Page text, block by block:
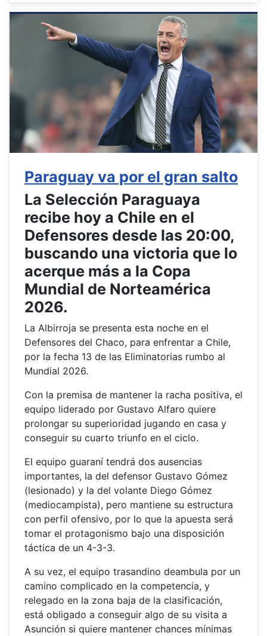
Paraguay va por el gran salto
La Selección Paraguaya
recibe hoy a Chile en el
Defensores desde las 20:00,
buscando una victoria que lo
acerque más a la Copa
Mundial de Norteamérica
2026.
La Albirroja se presenta esta noche en el
Defensores del Chaco, para enfrentar a Chile,
por la fecha 13 de las Eliminatorias rumbo al
Mundial 2026.
Con la premisa de mantener la racha positiva, el
equipo liderado por Gustavo Alfaro quiere
prolongar su superioridad jugando en casa y
conseguir su cuarto triunfo en el ciclo.
El equipo guaraní tendrá dos ausencias
importantes, la del defensor Gustavo Gómez
(lesionado) y la del volante Diego Gómez
(mediocampista), pero mantiene su estructura
con perfil ofensivo, por lo que la apuesta será
tomar el protagonismo bajo una disposición
táctica de un 4-3-3.
A su vez, el equipo trasandino deambula por un
camino complicado en la competencia, y
relegado en la zona baja de la clasificación,
está obligado a conseguir algo de su visita a
Asunción si quiere mantener chances mínimas